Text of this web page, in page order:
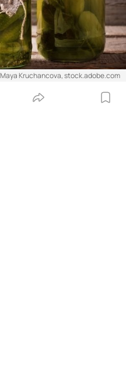
Maya Kruchancova, stock.adobe.com